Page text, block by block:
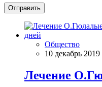
Отправить
Общество
10 декабрь
Лечение